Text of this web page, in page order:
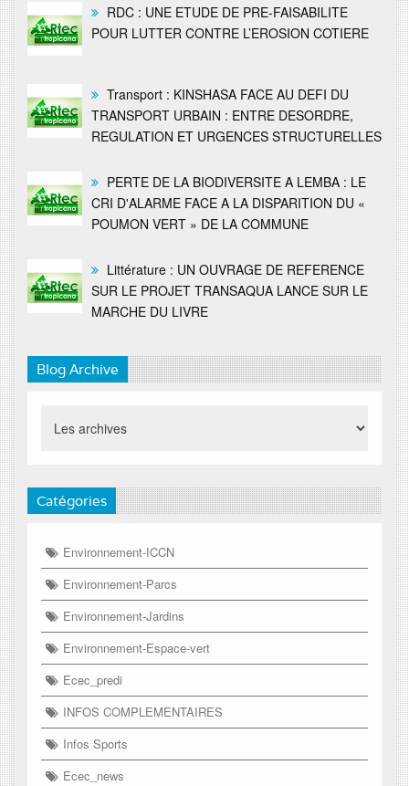
RDC : UNE ETUDE DE PRE-FAISABILITE
POUR LUTTER CONTRE L’EROSION COTIERE
Transport : KINSHASA FACE AU DEFI DU
TRANSPORT URBAIN : ENTRE DESORDRE,
REGULATION ET URGENCES STRUCTURELLES
PERTE DE LA BIODIVERSITE A LEMBA : LE
CRI D'ALARME FACE A LA DISPARITION DU «
POUMON VERT » DE LA COMMUNE
Littérature : UN OUVRAGE DE REFERENCE
SUR LE PROJET TRANSAQUA LANCE SUR LE
MARCHE DU LIVRE
Blog Archive
Catégories
Environnement-ICCN
Environnement-Parcs
Environnement-Jardins
Environnement-Espace-vert
Ecec_predi
INFOS COMPLEMENTAIRES
Infos Sports
Ecec_news